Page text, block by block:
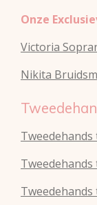
Onze
Victoria
Nikita
Tweedehands